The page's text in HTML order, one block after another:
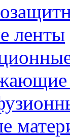
ленты